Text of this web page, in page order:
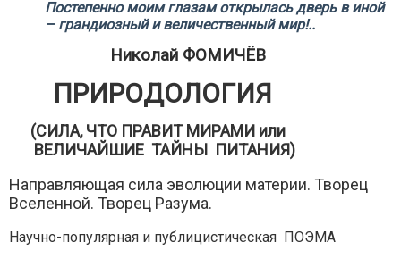
Постепенно моим глазам открылась дверь в иной
– грандиозный и величественный мир!..
Николай ФОМИЧЁВ
ПРИРОДОЛОГИЯ
(СИЛА, ЧТО ПРАВИТ МИРАМИ или
ВЕЛИЧАЙШИЕ ТАЙНЫ ПИТАНИЯ)
Направляющая сила эволюции материи. Творец
Вселенной. Творец Разума.
Научно-популярная и публицистическая ПОЭМА